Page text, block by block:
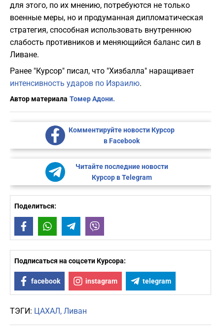
для этого, по их мнению, потребуются не только
военные меры, но и продуманная дипломатическая
стратегия, способная использовать внутреннюю
слабость противников и меняющийся баланс сил в
Ливане.
Ранее "Курсор" писал, что "Хизбалла" наращивает
интенсивность ударов по Израилю.
Автор материала Томер Адони.
Комментируйте новости Курсор
в Facebook
Читайте последние новости
Курсор в Telegram
Поделиться:
FacebookWhatsAppTelegram
Подписаться на соцсети Курсора:
facebook instagram telegram
ТЭГИ: ЦАХАЛ Ливан